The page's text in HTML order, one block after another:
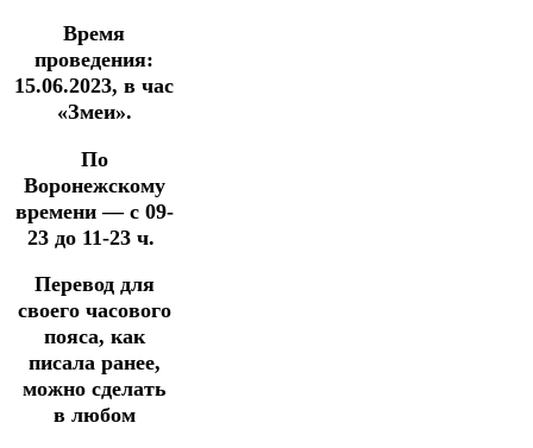
Время
проведения:
15.06.2023, в час
«Змеи».
По
Воронежскому
времени — с 09-
23 до 11-23 ч.
Перевод для
своего часового
пояса, как
писала ранее,
можно сделать
в любом